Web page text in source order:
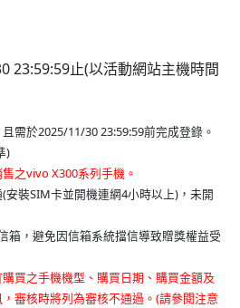
23:59:59止(以活動網站主機時間
需於2025/11/30 23:59:59前完成登錄。
)
之vivo X300系列手機。
安裝SIM卡並開機連網4小時以上)，未開
箱，避免因信箱系統擋信導致贈獎權益受
買之手機機型、購買日期、購買金額及
審核時將列為審核不通過。(請參閱注意